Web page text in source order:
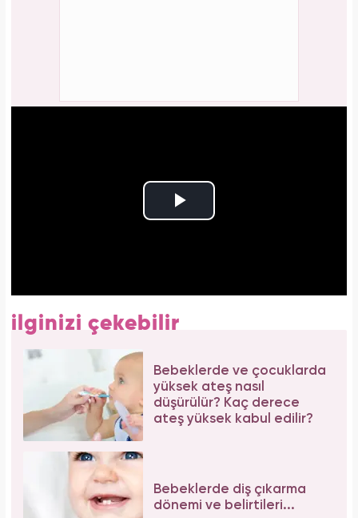
ilginizi çekebilir
Bebeklerde ve çocuklarda
yüksek ateş nasıl
düşürülür? Kaç derece
ateş yüksek kabul edilir?
Bebeklerde diş çıkarma
dönemi ve belirtileri...